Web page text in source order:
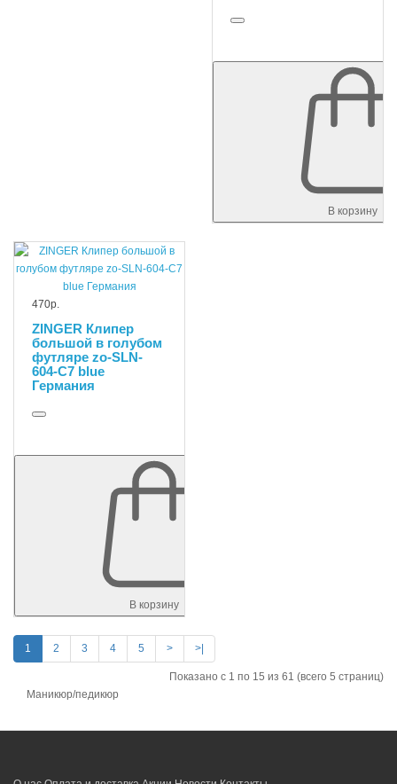
В корзину
470р.
ZINGER Клипер
большой в голубом
футляре zo-SLN-
604-C7 blue
Германия
В корзину
1 2 3 4 5 > >|
Показано с 1 по 15 из 61 (всего 5 страниц)
Маникюр/педикюр